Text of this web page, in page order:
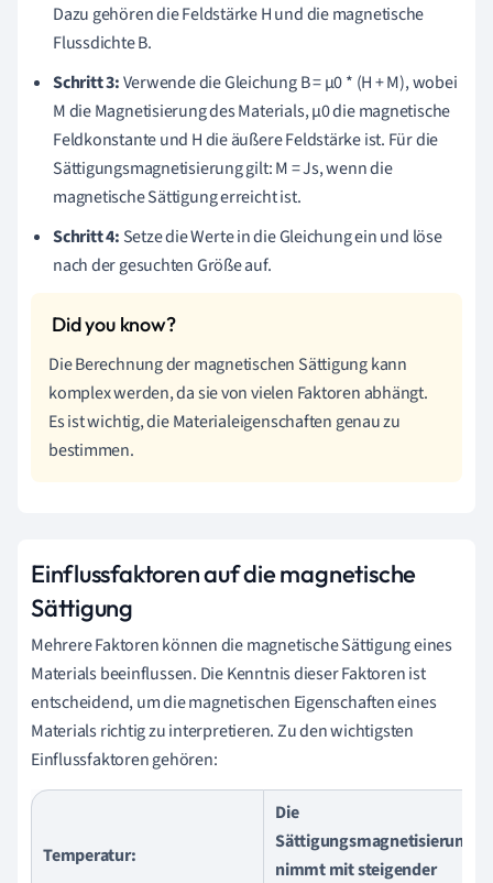
Dazu gehören die Feldstärke H und die magnetische
Flussdichte B.
Schritt 3:Verwende die Gleichung B = μ0 * (H + M), wobei
M die Magnetisierung des Materials, μ0 die magnetische
Feldkonstante und H die äußere Feldstärke ist. Für die
Sättigungsmagnetisierung gilt: M = Js, wenn die
magnetische Sättigung erreicht ist.
Schritt 4: Setze die Werte in die Gleichung ein und löse
nach der gesuchten Größe auf.
Die Berechnung der magnetischen Sättigung kann
komplex werden, da sie von vielen Faktoren abhängt.
Es ist wichtig, die Materialeigenschaften genau zu
bestimmen.
Einflussfaktoren auf die magnetische
Sättigung
Mehrere Faktoren können die magnetische Sättigung eines
Materials beeinflussen. Die Kenntnis dieser Faktoren ist
entscheidend, um die magnetischen Eigenschaften eines
Materials richtig zu interpretieren. Zu den wichtigsten
Einflussfaktoren gehören:
Temperatur:
Die
Sättigungsmagnetisierung
nimmt mit steigender